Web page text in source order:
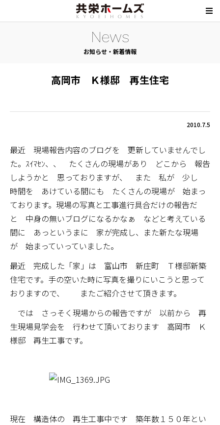
News
お知らせ・新着情報
高岡市 Ｋ様邸 再生住宅
2010.7.5
最近 現場報告内容のブログを 更新していませんでし
た。ｽｲﾏｾﾝ、、 たくさんの現場があり どこから 報告
しようかと 思っておりますが、 また 私が 少し
時間を あけている間にも たくさんの現場が 始まっ
ております。現場の写真と工事進行具合だけの報告だ
と 中身の無いブログになるかなぁ などと考えている
間に あっというまに 家が完成し、また新たな現場
が 始まっていっていました。
最近 完成した「家」は 富山市 新庄町 Ｔ様邸新築
住宅です。手の空いた時に写真を撮りにいこうと思って
おりますので、 またご紹介させて頂きます。
では さっそく現場からの報告ですが 以前から 再
生現場見学会を 行わせて頂いております 高岡市 Ｋ
様邸 再生工事です。
現在 構造体の 再生工事中です 築年数１５０年とい